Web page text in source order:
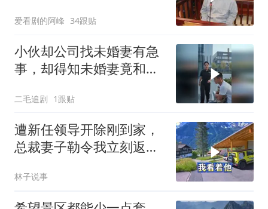
爱看剧的阿峰 34跟贴
小伙却公司找未婚妻有急
事，却得知未婚妻竟和别
二毛追剧 1跟贴
遭新任领导开除刚到家，
总裁妻子勒令我立刻返
林子说事